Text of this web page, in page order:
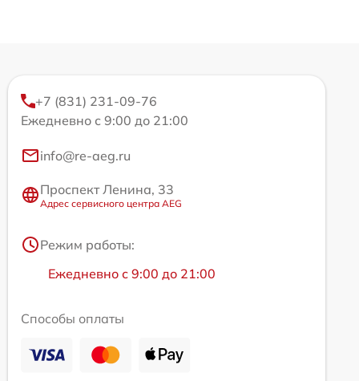
+7 (831) 231-09-76
Ежедневно с 9:00 до 21:00
info@re-aeg.ru
Проспект Ленина, 33
Адрес сервисного центра AEG
Режим работы:
Ежедневно с 9:00 до 21:00
Способы оплаты